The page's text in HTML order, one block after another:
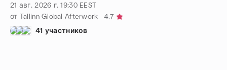
21 авг. 2026 г. 19:30 EEST
от Tallinn Global Afterwork
4.7
41 участников